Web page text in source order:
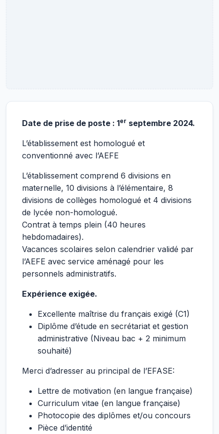
Date de prise de poste : 1er septembre 2024.
L’établissement est homologué et
conventionné avec l’AEFE
L’établissement comprend 6 divisions en
maternelle, 10 divisions à l’élémentaire, 8
divisions de collèges homologué et 4 divisions
de lycée non-homologué.
Contrat à temps plein (40 heures
hebdomadaires).
Vacances scolaires selon calendrier validé par
l’AEFE avec service aménagé pour les
personnels administratifs.
Expérience exigée.
Excellente maîtrise du français exigé (C1)
Diplôme d’étude en secrétariat et gestion
administrative (Niveau bac + 2 minimum
souhaité)
Merci d’adresser au principal de l’EFASE:
Lettre de motivation (en langue française)
Curriculum vitae (en langue française)
Photocopie des diplômes et/ou concours
Pièce d’identité